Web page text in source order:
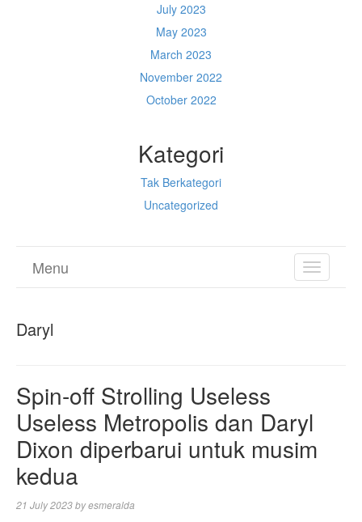
July 2023
May 2023
March 2023
November 2022
October 2022
Kategori
Tak Berkategori
Uncategorized
TOGGLE
Menu
Daryl
Spin-off Strolling Useless
Useless Metropolis dan Daryl
Dixon diperbarui untuk musim
kedua
21 July 2023byesmeralda